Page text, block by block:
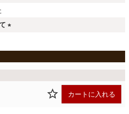
必
須
)
カートに入れる